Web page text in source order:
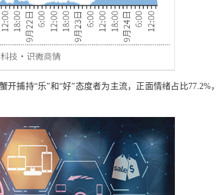
捕持“乐”和“好”态度者为主流，正面情绪占比77.2%，